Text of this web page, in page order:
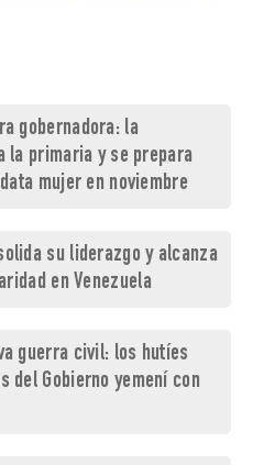
gobernadora: la
la primaria y se prepara
mujer en noviembre
su liderazgo y alcanza
en Venezuela
guerra civil: los hutíes
del Gobierno yemení con